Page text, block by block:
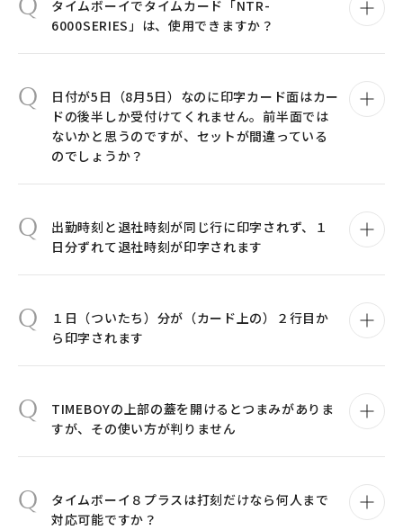
タイムボーイでタイムカード「NTR-
6000SERIES」は、使用できますか？
Q
日付が5日（8月5日）なのに印字カード面はカー
ドの後半しか受付けてくれません。前半面では
ないかと思うのですが、セットが間違っている
のでしょうか？
Q
出勤時刻と退社時刻が同じ行に印字されず、１
日分ずれて退社時刻が印字されます
Q
１日（ついたち）分が（カード上の）２行目か
ら印字されます
Q
TIMEBOYの上部の蓋を開けるとつまみがありま
すが、その使い方が判りません
Q
タイムボーイ８プラスは打刻だけなら何人まで
対応可能ですか？